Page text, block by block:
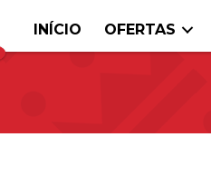
INÍCIO OFERTAS